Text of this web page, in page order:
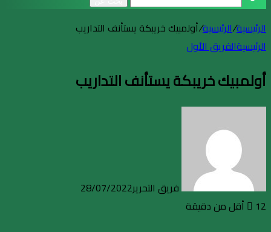
الرئيسية/الرئيسية/أولمبيك خريبكة يستأنف التداريب
الرئيسيةالفريق الأول
أولمبيك خريبكة يستأنف التداريب
فريق التحرير28/07/2022
12
أقل من دقيقة